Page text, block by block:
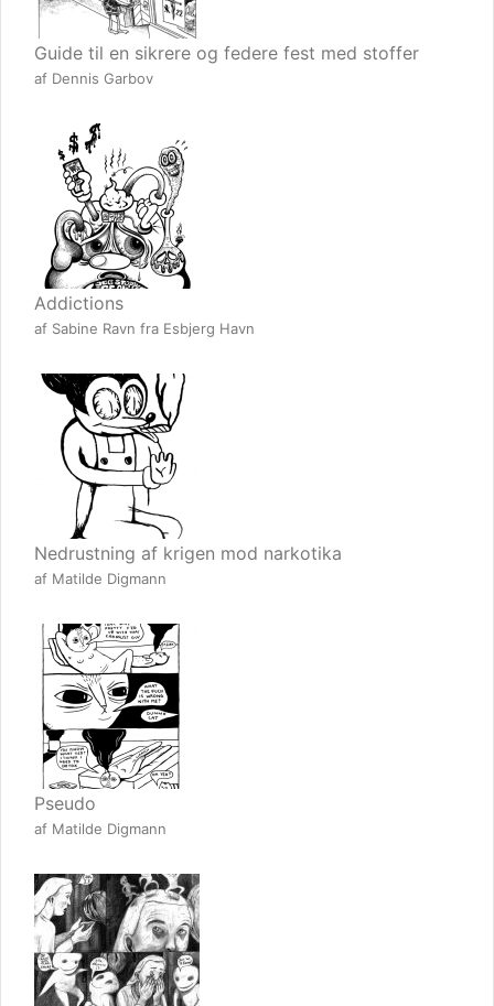
Guide til en sikrere og federe fest med stoffer
af Dennis Garbov
Addictions
af Sabine Ravn fra Esbjerg Havn
Nedrustning af krigen mod narkotika
af Matilde Digmann
Pseudo
af Matilde Digmann